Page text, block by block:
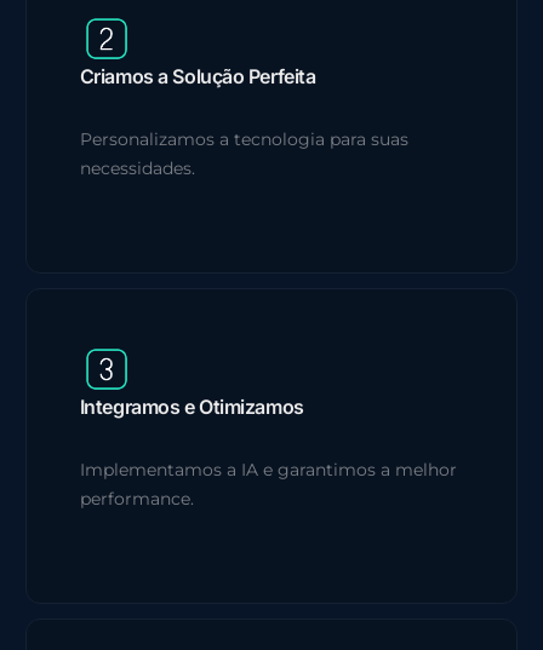
Criamos a Solução Perfeita
Personalizamos a tecnologia para suas
necessidades.
Integramos e Otimizamos
Implementamos a IA e garantimos a melhor
performance.